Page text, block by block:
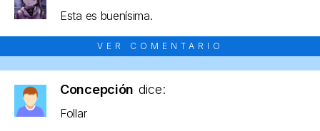
Esta es buenísima.
VER COMENTARIO
Concepción dice:
Follar